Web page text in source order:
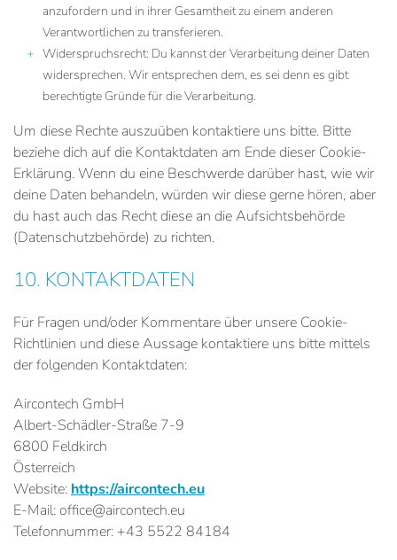
anzufordern und in ihrer Gesamtheit zu einem anderen
Verantwortlichen zu transferieren.
Widerspruchsrecht: Du kannst der Verarbeitung deiner Daten
widersprechen. Wir entsprechen dem, es sei denn es gibt
berechtigte Gründe für die Verarbeitung.
Um diese Rechte auszuüben kontaktiere uns bitte. Bitte
beziehe dich auf die Kontaktdaten am Ende dieser Cookie-
Erklärung. Wenn du eine Beschwerde darüber hast, wie wir
deine Daten behandeln, würden wir diese gerne hören, aber
du hast auch das Recht diese an die Aufsichtsbehörde
(Datenschutzbehörde) zu richten.
10. KONTAKTDATEN
Für Fragen und/oder Kommentare über unsere Cookie-
Richtlinien und diese Aussage kontaktiere uns bitte mittels
der folgenden Kontaktdaten:
Aircontech GmbH
Albert-Schädler-Straße 7-9
6800 Feldkirch
Österreich
Website: https://aircontech.eu
E-Mail: office@aircontech.eu
Telefonnummer: +43 5522 84184